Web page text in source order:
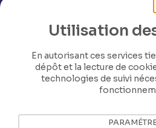
Nos coordonnées
Tél: +32 81 77 67 55
Utilisation
En autorisant ces services
dépôt et la lecture de
technologies de suivi